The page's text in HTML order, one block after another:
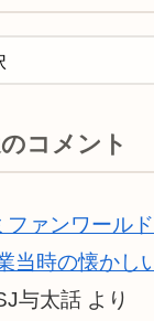
コメント
ァンワールド
当時の懐かし
与太話 より